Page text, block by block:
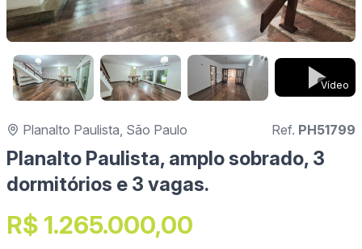
Vídeo
Planalto Paulista, São Paulo Ref. PH51799
Planalto Paulista, amplo sobrado, 3
dormitórios e 3 vagas.
R$ 1.265.000,00